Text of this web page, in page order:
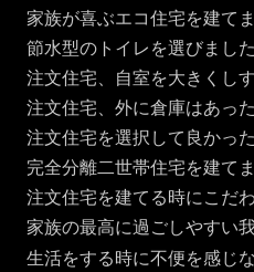
家族が喜ぶエコ住宅を建て
節水型のトイレを選びました
注文住宅、自室を大きくし
注文住宅、外に倉庫はあっ
注文住宅を選択して良かっ
完全分離二世帯住宅を建て
注文住宅を建てる時にこだ
家族の最高に過ごしやすい
生活をする時に不便を感じ